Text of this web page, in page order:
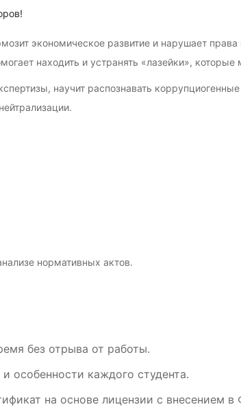
экономическое развитие и нарушает права
находить и устранять «лазейки», которые
научит распознавать коррупциогенные
нейтрализации.
нормативных актов.
без отрыва от работы.
особенности каждого студента.
на основе лицензии с внесением